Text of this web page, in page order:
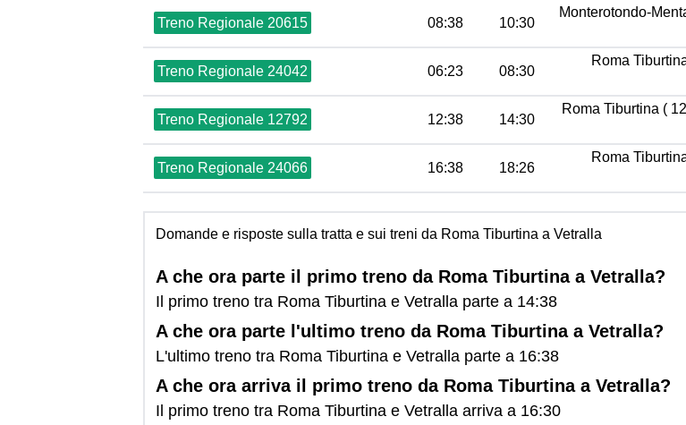
Treno Regionale 20615 08:38 10:30
Monterotondo-
Treno Regionale 24042 06:23 08:30
Roma
Treno Regionale 12792 12:38 14:30
Roma Tiburtina (
Treno Regionale 24066 16:38 18:26
Roma
Domande e risposte sulla tratta e sui treni da Roma Tiburtina a Vetralla
A che ora parte il primo treno da Roma Tiburtina a Vetralla?
Il primo treno tra Roma Tiburtina e Vetralla parte a 14:38
A che ora parte l'ultimo treno da Roma Tiburtina a Vetralla?
L'ultimo treno tra Roma Tiburtina e Vetralla parte a 16:38
A che ora arriva il primo treno da Roma Tiburtina a Vetralla?
Il primo treno tra Roma Tiburtina e Vetralla arriva a 16:30